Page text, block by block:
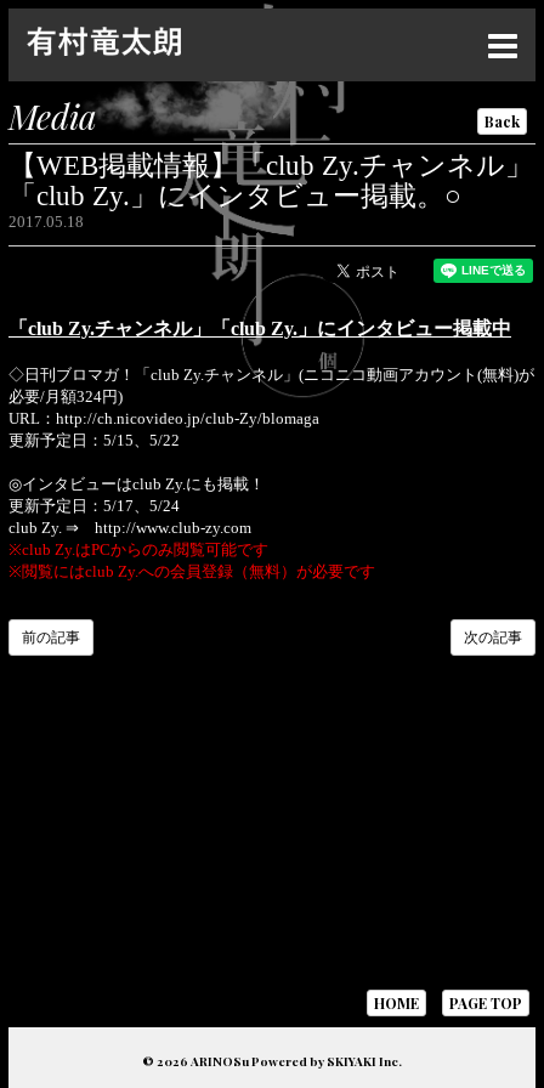
Top
News
Live
Media
Profile
Discography
Goods
Contact
Special
Media Back
【WEB掲載情報】「club Zy.チャンネル」
「club Zy.」にインタビュー掲載。○
2017.05.18
「club Zy.チャンネル」「club Zy.」にインタビュー掲載中
◇日刊ブロマガ！「club Zy.チャンネル」(ニコニコ動画アカウント(無料)が
必要/月額324円)
URL： http://ch.nicovideo.jp/club-Zy/blomaga
更新予定日：5/15、5/22
◎インタビューはclub Zy.にも掲載！
更新予定日：5/17、5/24
club Zy. ⇒ http://www.club-zy.com
※club Zy.はPCからのみ閲覧可能です
※閲覧にはclub Zy.への会員登録（無料）が必要です
次の記事
前の記事
HOME PAGE TOP
© 2026 ARINOSu Powered by SKIYAKI Inc.